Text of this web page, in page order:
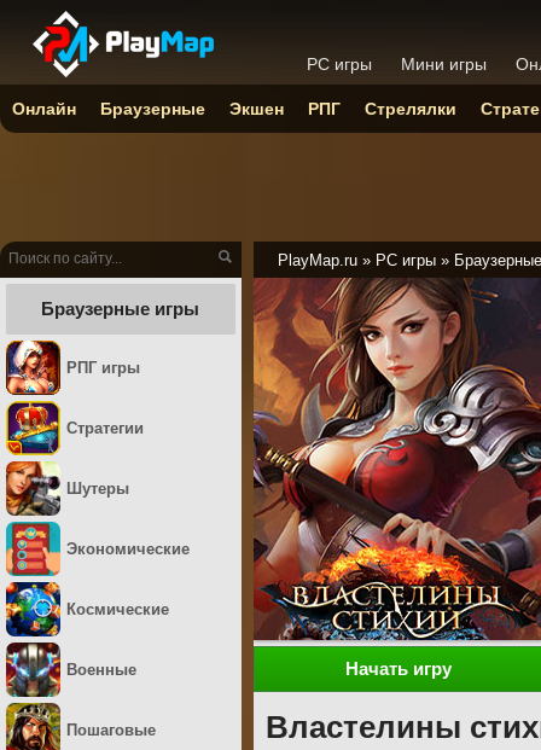
PlayMap.ru » PC игры » Браузерные
Начать игру
Властелины
Браузерные игры
РПГ игры
Стратегии
Шутеры
Экономические
Космические
Военные
Пошаговые
PC игры Мини игры
Онлайн Браузерные Экшен РПГ Стрелялки